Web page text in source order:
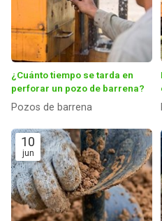
¿Cuánto tiempo se tarda en
perforar un pozo de barrena?
Pozos de barrena
10
jun